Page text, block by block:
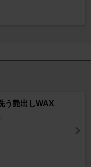
う艶出しWAX
]